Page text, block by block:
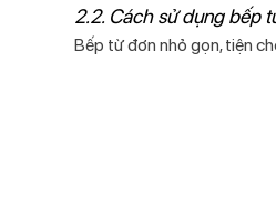
2.2. Cách sử dụng bếp
Bếp từ đơn nhỏ gọn, tiện